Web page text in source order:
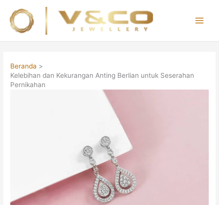
konten
Beranda
Kelebihan dan Kekurangan Anting Berlian untuk Seserahan
Pernikahan